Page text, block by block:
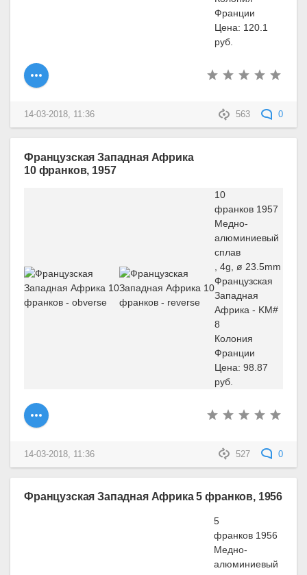
Франции
Цена: 120.1
руб.
563 0
14-03-2018, 11:36
Французская Западная Африка
10 франков, 1957
10
франков 1957
Медно-
алюминиевый
сплав
, 4g, ø 23.5mm
Французская
Западная
Африка - KM#
8
Колония
Франции
Цена: 98.87
руб.
527 0
14-03-2018, 11:36
Французская Западная Африка 5 франков, 1956
5
франков 1956
Медно-
алюминиевый